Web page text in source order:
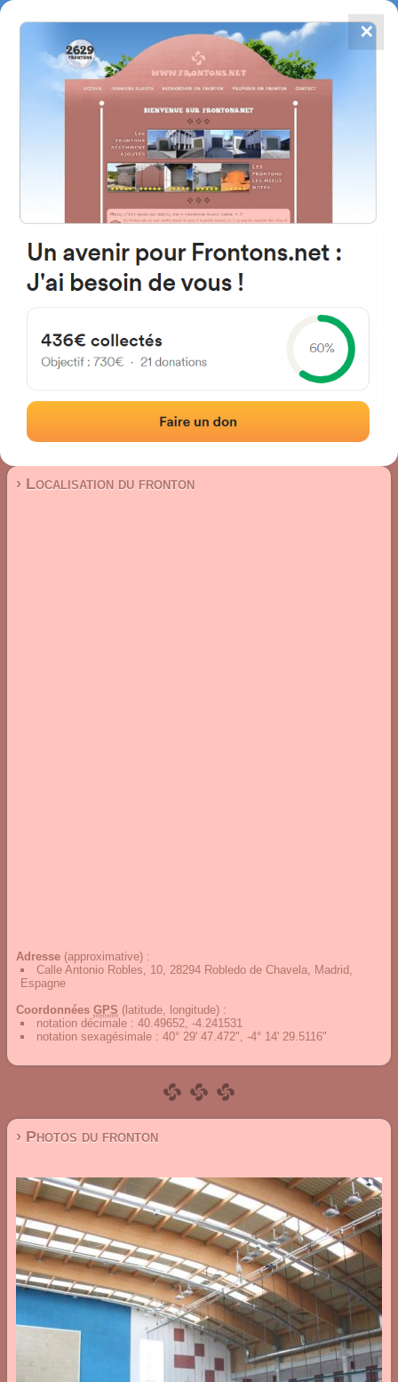
FRONTONS.NET
RECHERCHER UN FRONTON
PROPOSER UN FRONTON
4867
frontons
28294 Robledo de Chavela,
Calle Antonio Robles 10
Fronton mur à gauche
Localisation|Photos|Commentaires et avis
› Localisation du fronton
Adresse (approximative) :
Calle Antonio Robles, 10, 28294 Robledo de Chavela, Madrid,
Espagne
Coordonnées GPS (latitude, longitude) :
notation décimale : 40.49652, -4.241531
notation sexagésimale : 40° 29' 47.472", -4° 14' 29.5116"
› Photos du fronton
✕